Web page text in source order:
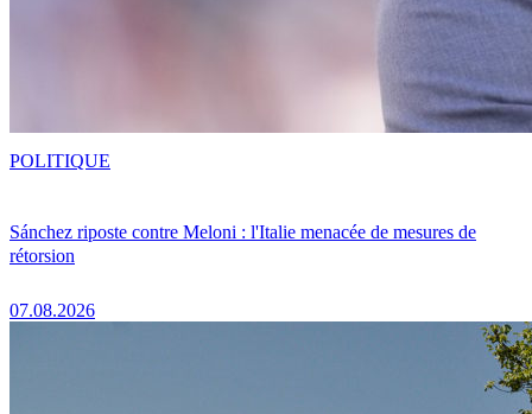
Sánchez riposte contre Meloni : l'Italie menacée de mesures de
rétorsion
07.08.2026
POLITIQUE